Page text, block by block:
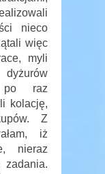
nieco
więc
myli
po raz
kolację,
Z
iż
nieraz